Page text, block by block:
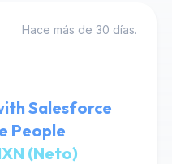
Hace más de 30 días.
Salesforce
People
(Neto)